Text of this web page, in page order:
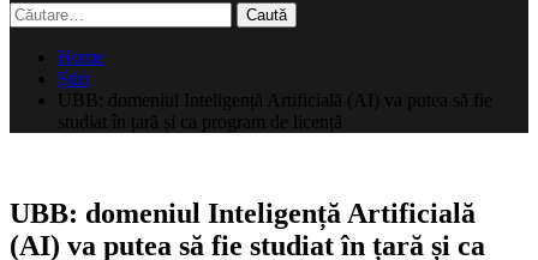
Caută
după:
Home
Știri
UBB: domeniul Inteligență Artificială (AI) va putea să fie
studiat în țară și ca program de licență
UBB: domeniul Inteligență Artificială
(AI) va putea să fie studiat în țară și ca